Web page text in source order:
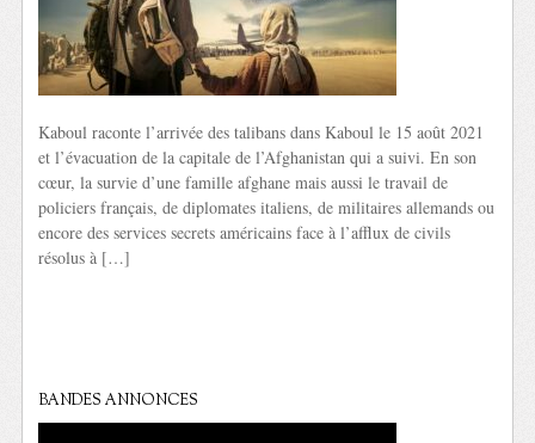
Kaboul raconte l’arrivée des talibans dans Kaboul le 15 août 2021
et l’évacuation de la capitale de l’Afghanistan qui a suivi. En son
cœur, la survie d’une famille afghane mais aussi le travail de
policiers français, de diplomates italiens, de militaires allemands ou
encore des services secrets américains face à l’afflux de civils
résolus à […]
BANDES ANNONCES